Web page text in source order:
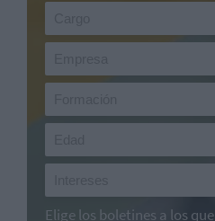
Elige los boletines a los que